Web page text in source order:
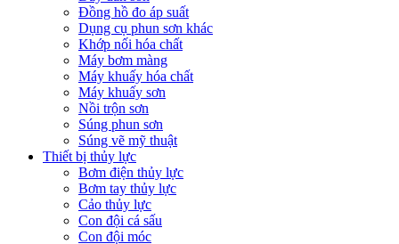
Đồng hồ đo áp suất
Dụng cụ phun sơn khác
Khớp nối hóa chất
Máy bơm màng
Máy khuấy hóa chất
Máy khuấy sơn
Nồi trộn sơn
Súng phun sơn
Súng vẽ mỹ thuật
Thiết bị thủy lực
Bơm điện thủy lực
Bơm tay thủy lực
Cảo thủy lực
Con đội cá sấu
Con đội móc